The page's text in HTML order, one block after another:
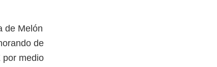
de Melón
de
por medio